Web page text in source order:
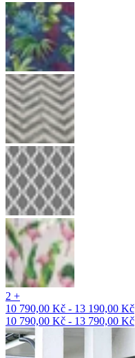
2 +
10 790,00 Kč - 13 190,00 Kč
10 790,00 Kč - 13 790,00 Kč